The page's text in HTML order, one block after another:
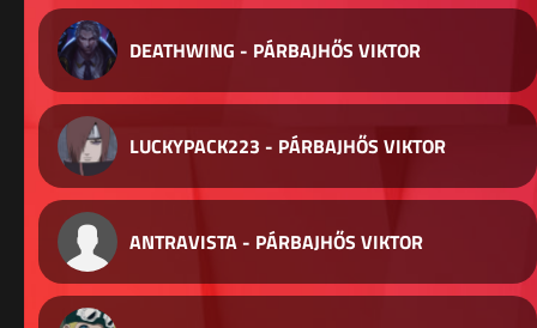
DEATHWING - PÁRBAJHŐS VIKTOR
LUCKYPACK223 - PÁRBAJHŐS VIKTOR
ANTRAVISTA - PÁRBAJHŐS VIKTOR